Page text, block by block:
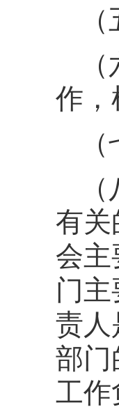
作，
有关
会主
门
责人
部门
工作